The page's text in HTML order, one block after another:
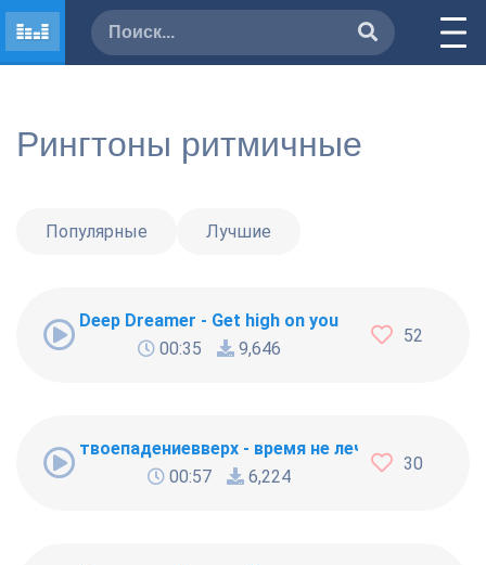
Рингтоны ритмичные
Популярные Лучшие
Deep Dreamer - Get high on you
00:35
9,646
52
твоепадениевверх - время не лечит
00:57
6,224
30